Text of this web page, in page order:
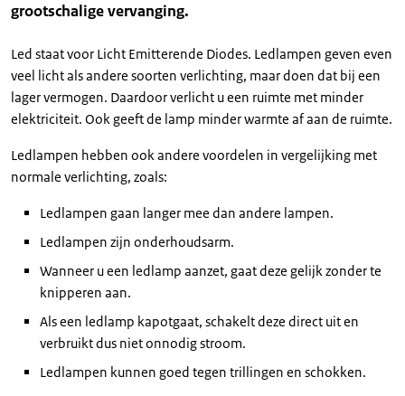
grootschalige vervanging.
Led staat voor Licht Emitterende Diodes. Ledlampen geven even
veel licht als andere soorten verlichting, maar doen dat bij een
lager vermogen. Daardoor verlicht u een ruimte met minder
elektriciteit. Ook geeft de lamp minder warmte af aan de ruimte.
Ledlampen hebben ook andere voordelen in vergelijking met
normale verlichting, zoals:
Ledlampen gaan langer mee dan andere lampen.
Ledlampen zijn onderhoudsarm.
Wanneer u een ledlamp aanzet, gaat deze gelijk zonder te
knipperen aan.
Als een ledlamp kapotgaat, schakelt deze direct uit en
verbruikt dus niet onnodig stroom.
Ledlampen kunnen goed tegen trillingen en schokken.